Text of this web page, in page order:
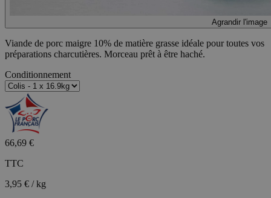
Agrandir l'image
Viande de porc maigre 10% de matière grasse idéale pour toutes vos
préparations charcutières. Morceau prêt à être haché.
Conditionnement
66,69 €
TTC
3,95 € / kg